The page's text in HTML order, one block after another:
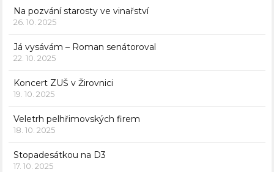
Na pozvání starosty ve vinařství
26. 10. 2025
Já vysávám – Roman senátoroval
22. 10. 2025
Koncert ZUŠ v Žirovnici
19. 10. 2025
Veletrh pelhřimovských firem
18. 10. 2025
Stopadesátkou na D3
17. 10. 2025